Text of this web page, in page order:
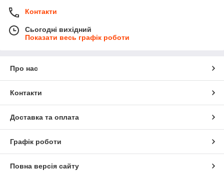
Контакти
Сьогодні вихідний
Показати весь графік роботи
Про нас
Контакти
Доставка та оплата
Графік роботи
Повна версія сайту